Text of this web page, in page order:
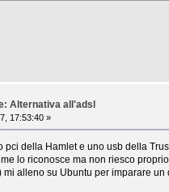
Alternativa all'adsl
17:53:40 »
pci della Hamlet e uno usb della
lo riconosce ma non riesco
mi alleno su Ubuntu per imparare